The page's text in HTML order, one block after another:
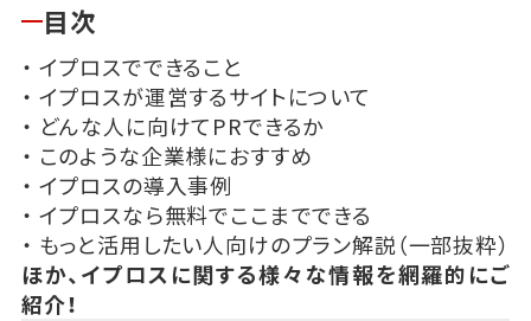
目次
・ イプロスでできること
・ イプロスが運営するサイトについて
・ どんな人に向けてPRできるか
・ このような企業様におすすめ
・ イプロスの導入事例
・ イプロスなら無料でここまでできる
・ もっと活用したい人向けのプラン解説（一部抜粋）
ほか、イプロスに関する様々な情報を網羅的にご
紹介！